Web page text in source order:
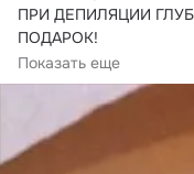
ПРИ ДЕПИЛЯЦИИ
ПОДАРОК!
Собираясь на
порадовать
Показать еще